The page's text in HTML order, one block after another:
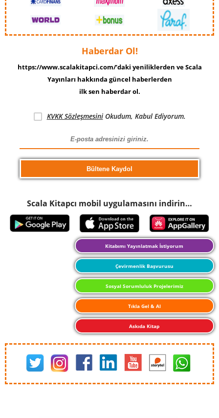
Haberdar Ol!
https://www.scalakitapci.com/’daki yeniliklerden ve Scala
Yayınları hakkında güncel haberlerden
ilk sen haberdar ol.
KVKK SözleşmesiniOkudum, Kabul Ediyorum.
Scala Kitapcı mobil uygulamasını indirin…
Kitabımı Yayınlatmak İstiyorum
Çevirmenlik Başvurusu
Sosyal Sorumluluk Projelerimiz
Tıkla Gel & Al
Askıda Kitap